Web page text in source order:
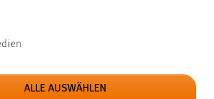
ALLE AUSWÄHLEN